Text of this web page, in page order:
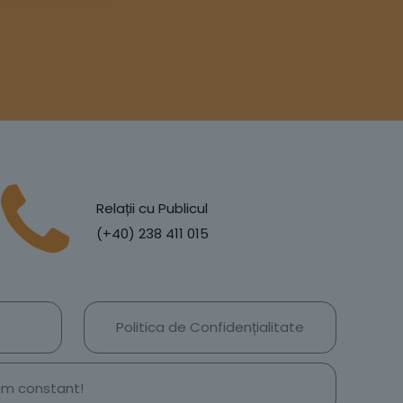
Relații cu Publicul
(+40) 238 411 015
Politica de Confidențialitate
constant!